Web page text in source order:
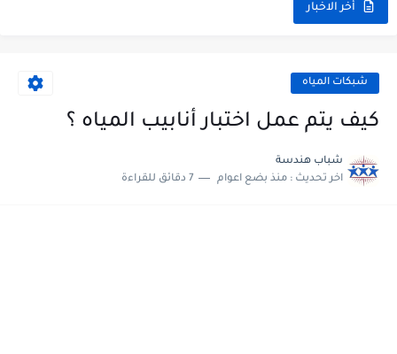
أخر الاخبار
شبكات المياه
كيف يتم عمل اختبار أنابيب المياه ؟
شباب هندسة
اخر تحديث : منذ بضع اعوام 7 دقائق للقراءة